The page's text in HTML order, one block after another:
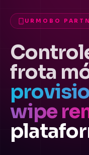
URMOBO
frota
wipe